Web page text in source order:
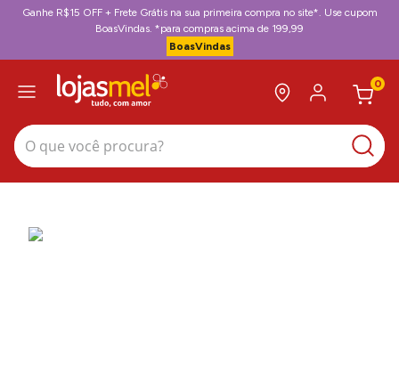
Ganhe R$15 OFF + Frete Grátis na sua primeira compra no site*. Use cupom
BoasVindas. *para compras acima de 199,99
BoasVindas
0
O que você procura?